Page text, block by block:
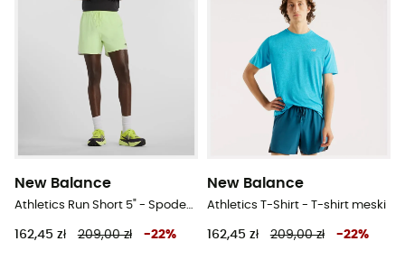
New Balance
Athletics Run Short 5" - Spodenki do biegania męskie
162,45 zł 209,00 zł -22%
New Balance
Athletics T-Shirt - T-shirt meski
162,45 zł 209,00 zł -22%